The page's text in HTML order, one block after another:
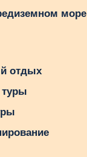
море
отдых
туры